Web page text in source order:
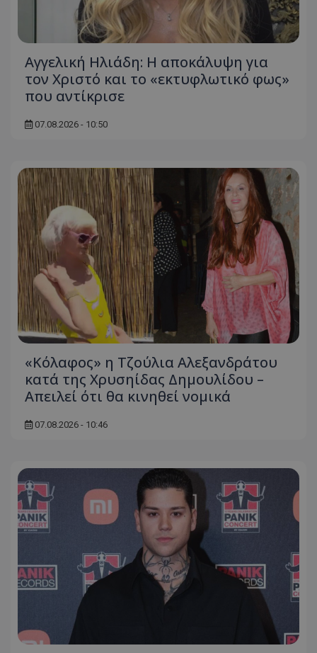
Αγγελική Ηλιάδη: Η αποκάλυψη για
τον Χριστό και το «εκτυφλωτικό φως»
που αντίκρισε
07.08.2026 - 10:50
«Κόλαφος» η Τζούλια Αλεξανδράτου
κατά της Χρυσηίδας Δημουλίδου –
Απειλεί ότι θα κινηθεί νομικά
07.08.2026 - 10:46